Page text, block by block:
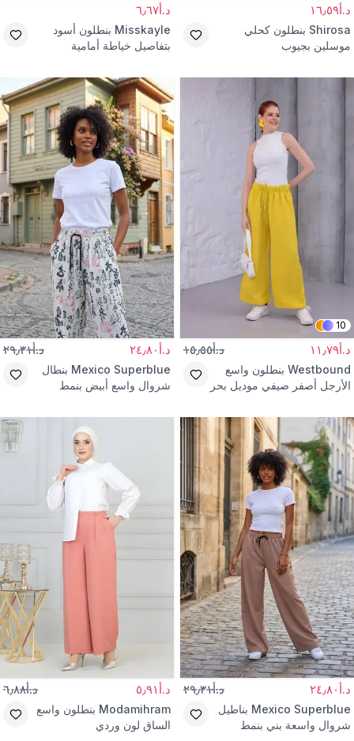
د.أ١٦٫٥٩
Shirosa بنطلون كحلي
موسلين بجيوب
د.أ٦٫٦٧
Misskayle بنطلون أسود
بتفاصيل خياطة أمامية
10
د.أ١١٫٧٩ د.أ١٥٫٥٥
Westbound بنطلون واسع
الأرجل أصفر صيفي موديل بحر
د.أ٢٤٫٨٠ د.أ٢٩٫٣١
Mexico Superblue بنطال
شروال واسع أبيض بنمط
د.أ٢٤٫٨٠ د.أ٢٩٫٣١
Mexico Superblue بناطيل
شروال واسعة بني بنمط
د.أ٥٫٩١ د.أ٦٫٨٨
Modamihram بنطلون واسع
الساق لون وردي